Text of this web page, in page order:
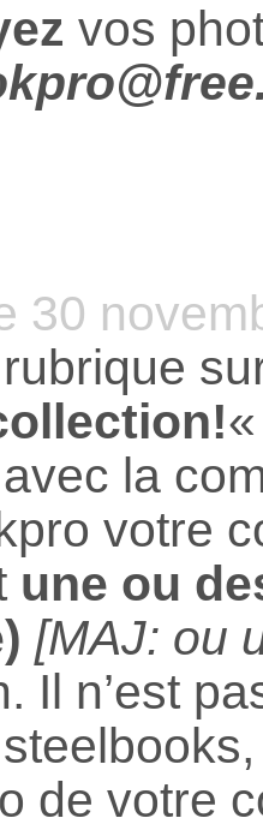
vos
30
la
votre
une ou
[MAJ: ou
Il n’est
de votre